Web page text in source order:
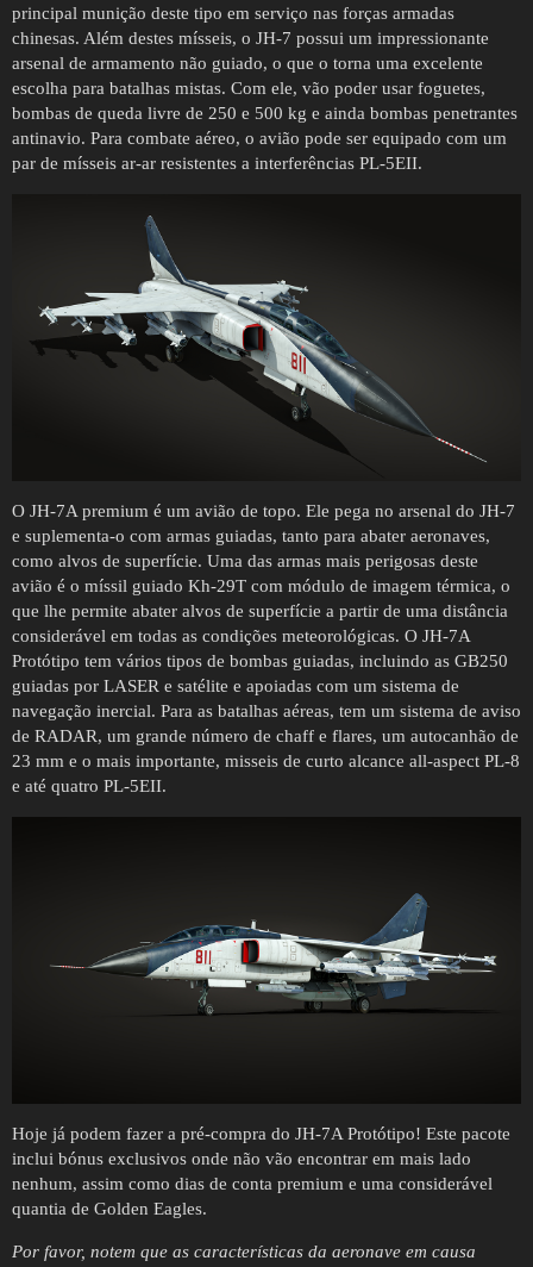
principal munição deste tipo em serviço nas forças armadas
chinesas. Além destes mísseis, o JH-7 possui um impressionante
arsenal de armamento não guiado, o que o torna uma excelente
escolha para batalhas mistas. Com ele, vão poder usar foguetes,
bombas de queda livre de 250 e 500 kg e ainda bombas penetrantes
antinavio. Para combate aéreo, o avião pode ser equipado com um
par de mísseis ar-ar resistentes a interferências PL-5EII.
O JH-7A premium é um avião de topo. Ele pega no arsenal do JH-7
e suplementa-o com armas guiadas, tanto para abater aeronaves,
como alvos de superfície. Uma das armas mais perigosas deste
avião é o míssil guiado Kh-29T com módulo de imagem térmica, o
que lhe permite abater alvos de superfície a partir de uma distância
considerável em todas as condições meteorológicas. O JH-7A
Protótipo tem vários tipos de bombas guiadas, incluindo as GB250
guiadas por LASER e satélite e apoiadas com um sistema de
navegação inercial. Para as batalhas aéreas, tem um sistema de aviso
de RADAR, um grande número de chaff e flares, um autocanhão de
23 mm e o mais importante, misseis de curto alcance all-aspect PL-8
e até quatro PL-5EII.
Hoje já podem fazer a pré-compra do JH-7A Protótipo! Este pacote
inclui bónus exclusivos onde não vão encontrar em mais lado
nenhum, assim como dias de conta premium e uma considerável
quantia de Golden Eagles.
Por favor, notem que as características da aeronave em causa